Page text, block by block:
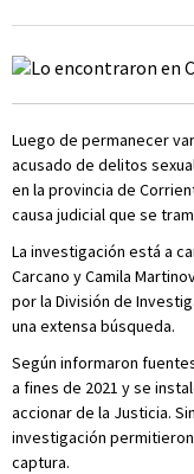
Luego de permanecer
acusado de delitos
en la provincia de
causa judicial que se
La investigación está a
Carcano y Camila
por la División de
una extensa búsqueda.
Según informaron
a fines de 2021 y se
accionar de la Justicia.
investigación
captura.